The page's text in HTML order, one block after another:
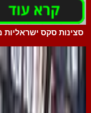
סצינות סקס